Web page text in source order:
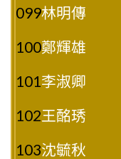
099林明傳
100鄭輝雄
101 李淑卿
102王酩琇
103沈毓秋